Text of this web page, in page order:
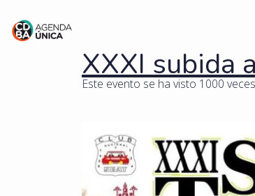
XXXI subida
Este evento se ha visto 1000